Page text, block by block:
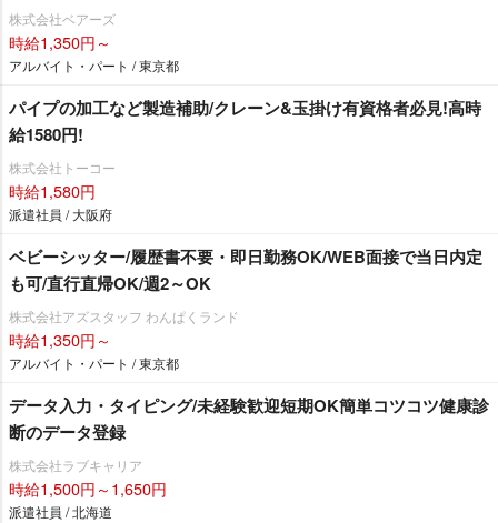
株式会社ベアーズ
時給1,350円～
アルバイト・パート / 東京都
パイプの加工など製造補助/クレーン&玉掛け有資格者必見!高時
給1580円!
株式会社トーコー
時給1,580円
派遣社員 / 大阪府
ベビーシッター/履歴書不要・即日勤務OK/WEB面接で当日内定
も可/直行直帰OK/週2～OK
株式会社アズスタッフ わんぱくランド
時給1,350円～
アルバイト・パート / 東京都
データ入力・タイピング/未経験歓迎短期OK簡単コツコツ健康診
断のデータ登録
株式会社ラブキャリア
時給1,500円～1,650円
派遣社員 / 北海道